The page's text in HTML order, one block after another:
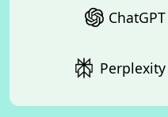
ChatGPT
Perplexity